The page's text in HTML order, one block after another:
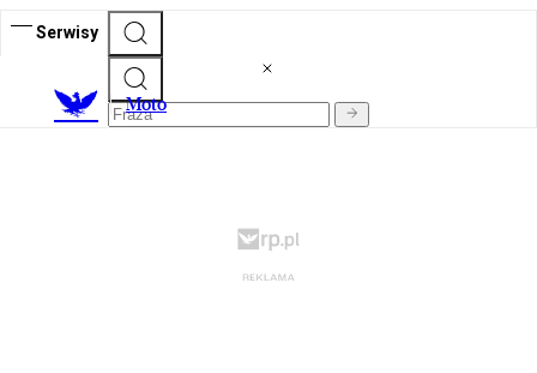
Serwisy
Moto